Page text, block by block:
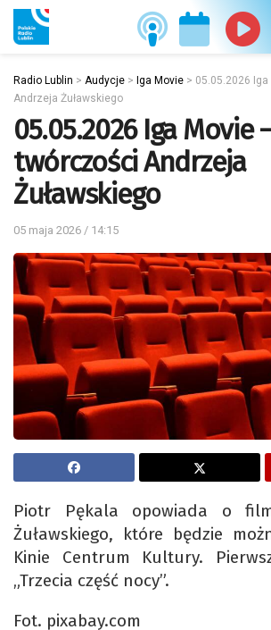
Radio Lublin > Audycje > Iga Movie > 05.05.2026
Andrzeja Żuławskiego
05.05.2026 Iga Movie
twórczości Andrzeja
Żuławskiego
05 maja 2026 / 14:15
Piotr Pękala opowiada o
Żuławskiego, które będzie
Kinie Centrum Kultury.
„Trzecia część nocy”.
Fot. pixabay.com